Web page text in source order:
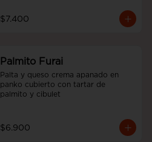
$7.400
Palmito Furai
Palta y queso crema apanado en
panko cubierto con tartar de
palmito y cibulet
$6.900